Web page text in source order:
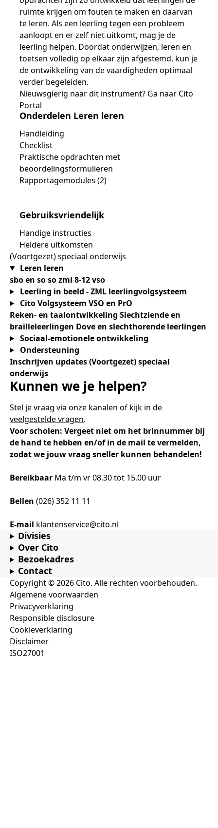
ruimte krijgen om fouten te maken en daarvan
te leren. Als een leerling tegen een probleem
aanloopt en er zelf niet uitkomt, mag je de
leerling helpen. Doordat onderwijzen, leren en
toetsen volledig op elkaar zijn afgestemd, kun je
de ontwikkeling van de vaardigheden optimaal
verder begeleiden.
Nieuwsgierig naar dit instrument? Ga naar Cito
Portal
Onderdelen Leren leren
Handleiding
Checklist
Praktische opdrachten met
beoordelingsformulieren
Rapportagemodules (2)
Gebruiksvriendelijk
Handige instructies
Heldere uitkomsten
(Voortgezet) speciaal onderwijs
Leren leren
sbo en soso zml 8-12vso
Leerling in beeld - ZML leerlingvolgsysteem
Cito Volgsysteem VSO en PrO
Reken- en taalontwikkeling Slechtziende en
brailleleerlingen Dove en slechthorende leerlingen
Sociaal-emotionele ontwikkeling
Ondersteuning
Inschrijven updates (Voortgezet) speciaal
onderwijs
Kunnen we je helpen?
Stel je vraag via onze kanalen of kijk in de
veelgestelde vragen.
Voor scholen: Vergeet niet om het brinnummer bij
de hand te hebben en/of in de mail te vermelden,
zodat we jouw vraag sneller kunnen behandelen!
Bereikbaar Ma t/m vr 08.30 tot 15.00 uur
Bellen (026) 352 11 11
E-mail klantenservice@cito.nl
Divisies
Over Cito
Bezoekadres
Contact
Copyright © 2026 Cito. Alle rechten voorbehouden.
Algemene voorwaarden
Privacyverklaring
Responsible disclosure
Cookieverklaring
Disclaimer
ISO27001